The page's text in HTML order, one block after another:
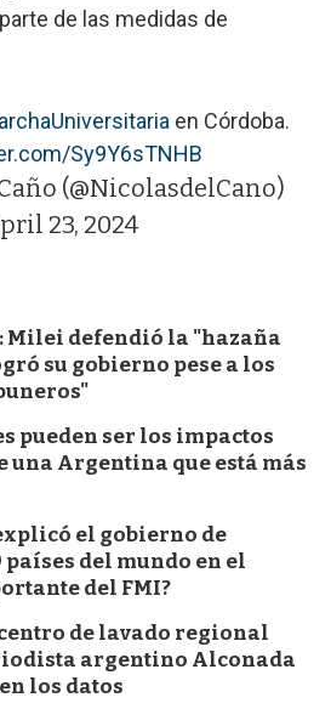
de las medidas de
en Córdoba.
Sy9Y6sTNHB
(@NicolasdelCano)
23, 2024
Milei defendió la "hazaña
su gobierno pese a los
pueden ser los impactos
una Argentina que está más
el gobierno de
países del mundo en el
del FMI?
de lavado regional
argentino Alconada
los datos